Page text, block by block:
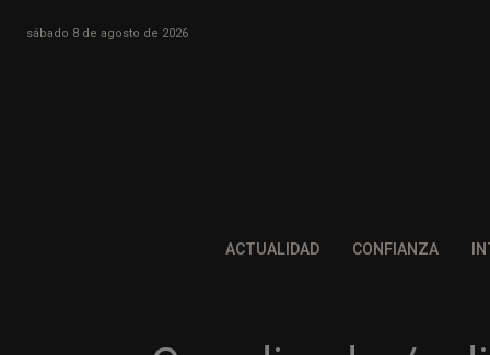
sábado 8 de agosto de 2026
ACTUALIDAD CONFIANZA